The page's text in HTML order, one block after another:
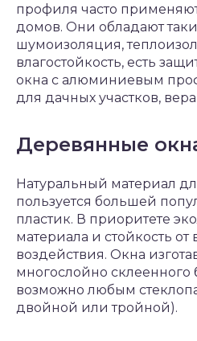
профиля часто
домов. Они обладают
шумоизоляция,
влагостойкость, есть
окна с алюминиевым
для дачных участков,
Деревянные
Натуральный материал
пользуется большей
пластик. В приоритете
материала и стойкость
воздействия. Окна
многослойно склеенного
возможно любым
двойной или тройной).